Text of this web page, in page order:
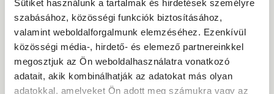
Sütiket használunk a tartalmak és hirdetések személyre
szabásához, közösségi funkciók biztosításához,
valamint weboldalforgalmunk elemzéséhez. Ezenkívül
közösségi média-, hirdető- és elemező partnereinkkel
megosztjuk az Ön weboldalhasználatra vonatkozó
adatait, akik kombinálhatják az adatokat más olyan
adatokkal, amelyeket Ön adott meg számukra vagy az
FEDEZZE FEL